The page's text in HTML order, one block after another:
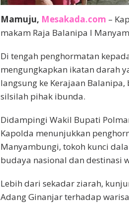
Mamuju, Mesakada.com –
makam Raja Balanipa I
Di tengah penghormatan
mengungkapkan ikatan darah
langsung ke Kerajaan
silsilah pihak ibunda.
Didampingi Wakil Bupati
Kapolda menunjukkan
Manyambungi, tokoh kunci
budaya nasional dan destinasi
Lebih dari sekadar ziarah,
Adang Ginanjar terhadap